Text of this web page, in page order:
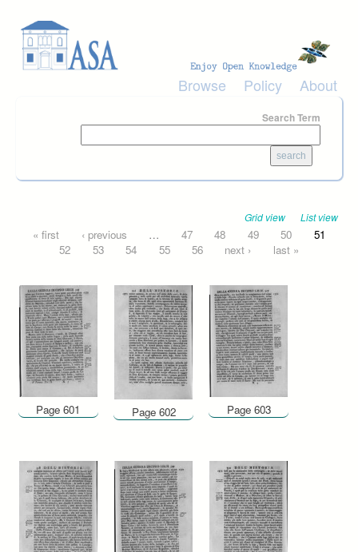
Browse Policy About
Search Term
Grid view List view
Pages
« first ‹ previous … 47 48 49 50
51
52
53 54 55 56 next › last »
Page 601 Page 602 Page 603